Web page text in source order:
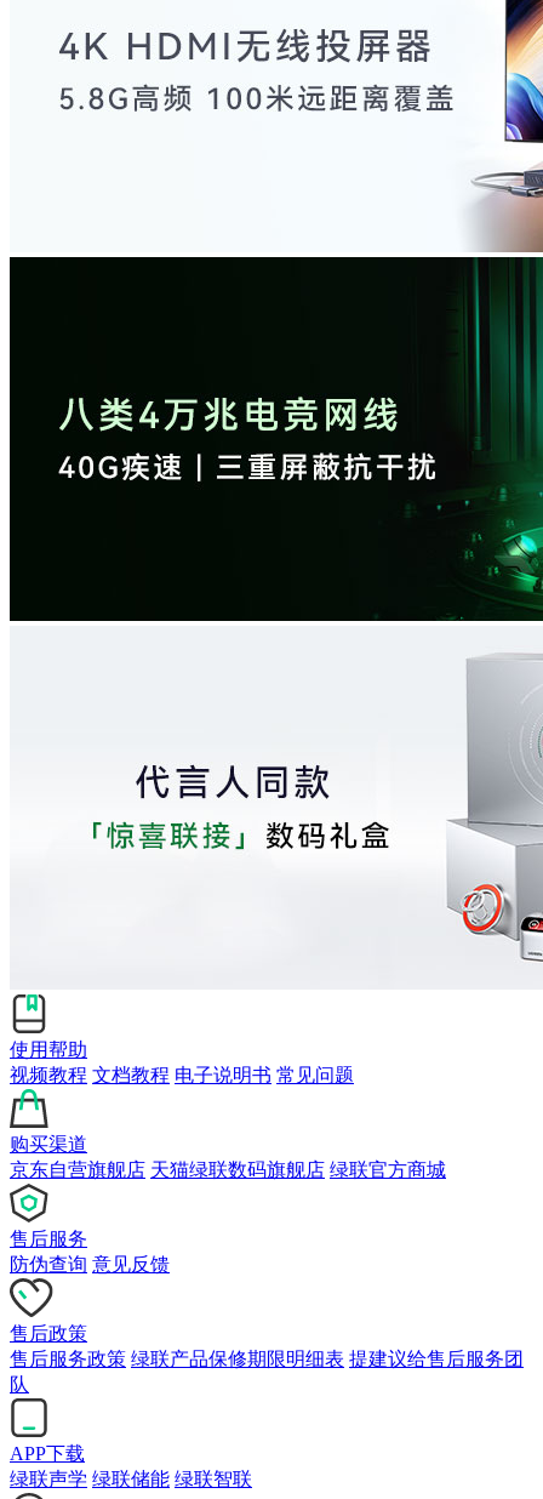
使用帮助
视频教程 文档教程 电子说明书 常见问题
购买渠道
京东自营旗舰店 天猫绿联数码旗舰店 绿联官方商城
售后服务
防伪查询 意见反馈
售后政策
售后服务政策 绿联产品保修期限明细表 提建议给售后服务团
队
APP下载
绿联声学 绿联储能 绿联智联